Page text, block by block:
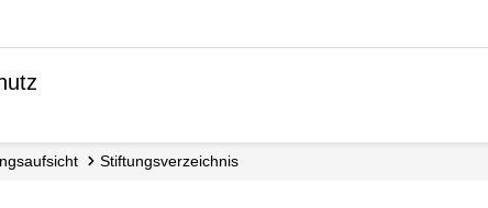
Stiftungsverzeichnis